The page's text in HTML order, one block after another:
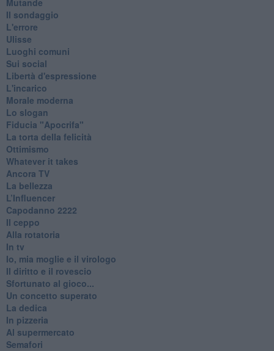
Il sondaggio
L'errore
Ulisse
Luoghi comuni
Sui social
Libertà d'espressione
L'incarico
Morale moderna
Lo slogan
Fiducia "Apocrifa"
La torta della felicità
Ottimismo
Whatever it takes
Ancora TV
La bellezza
L’Influencer
​Capodanno 2222
Il ceppo
Alla rotatoria
In tv
Io, mia moglie e il virologo
Il diritto e il rovescio
Sfortunato al gioco...
Un concetto superato
La dedica
In pizzeria
Al supermercato
Semafori